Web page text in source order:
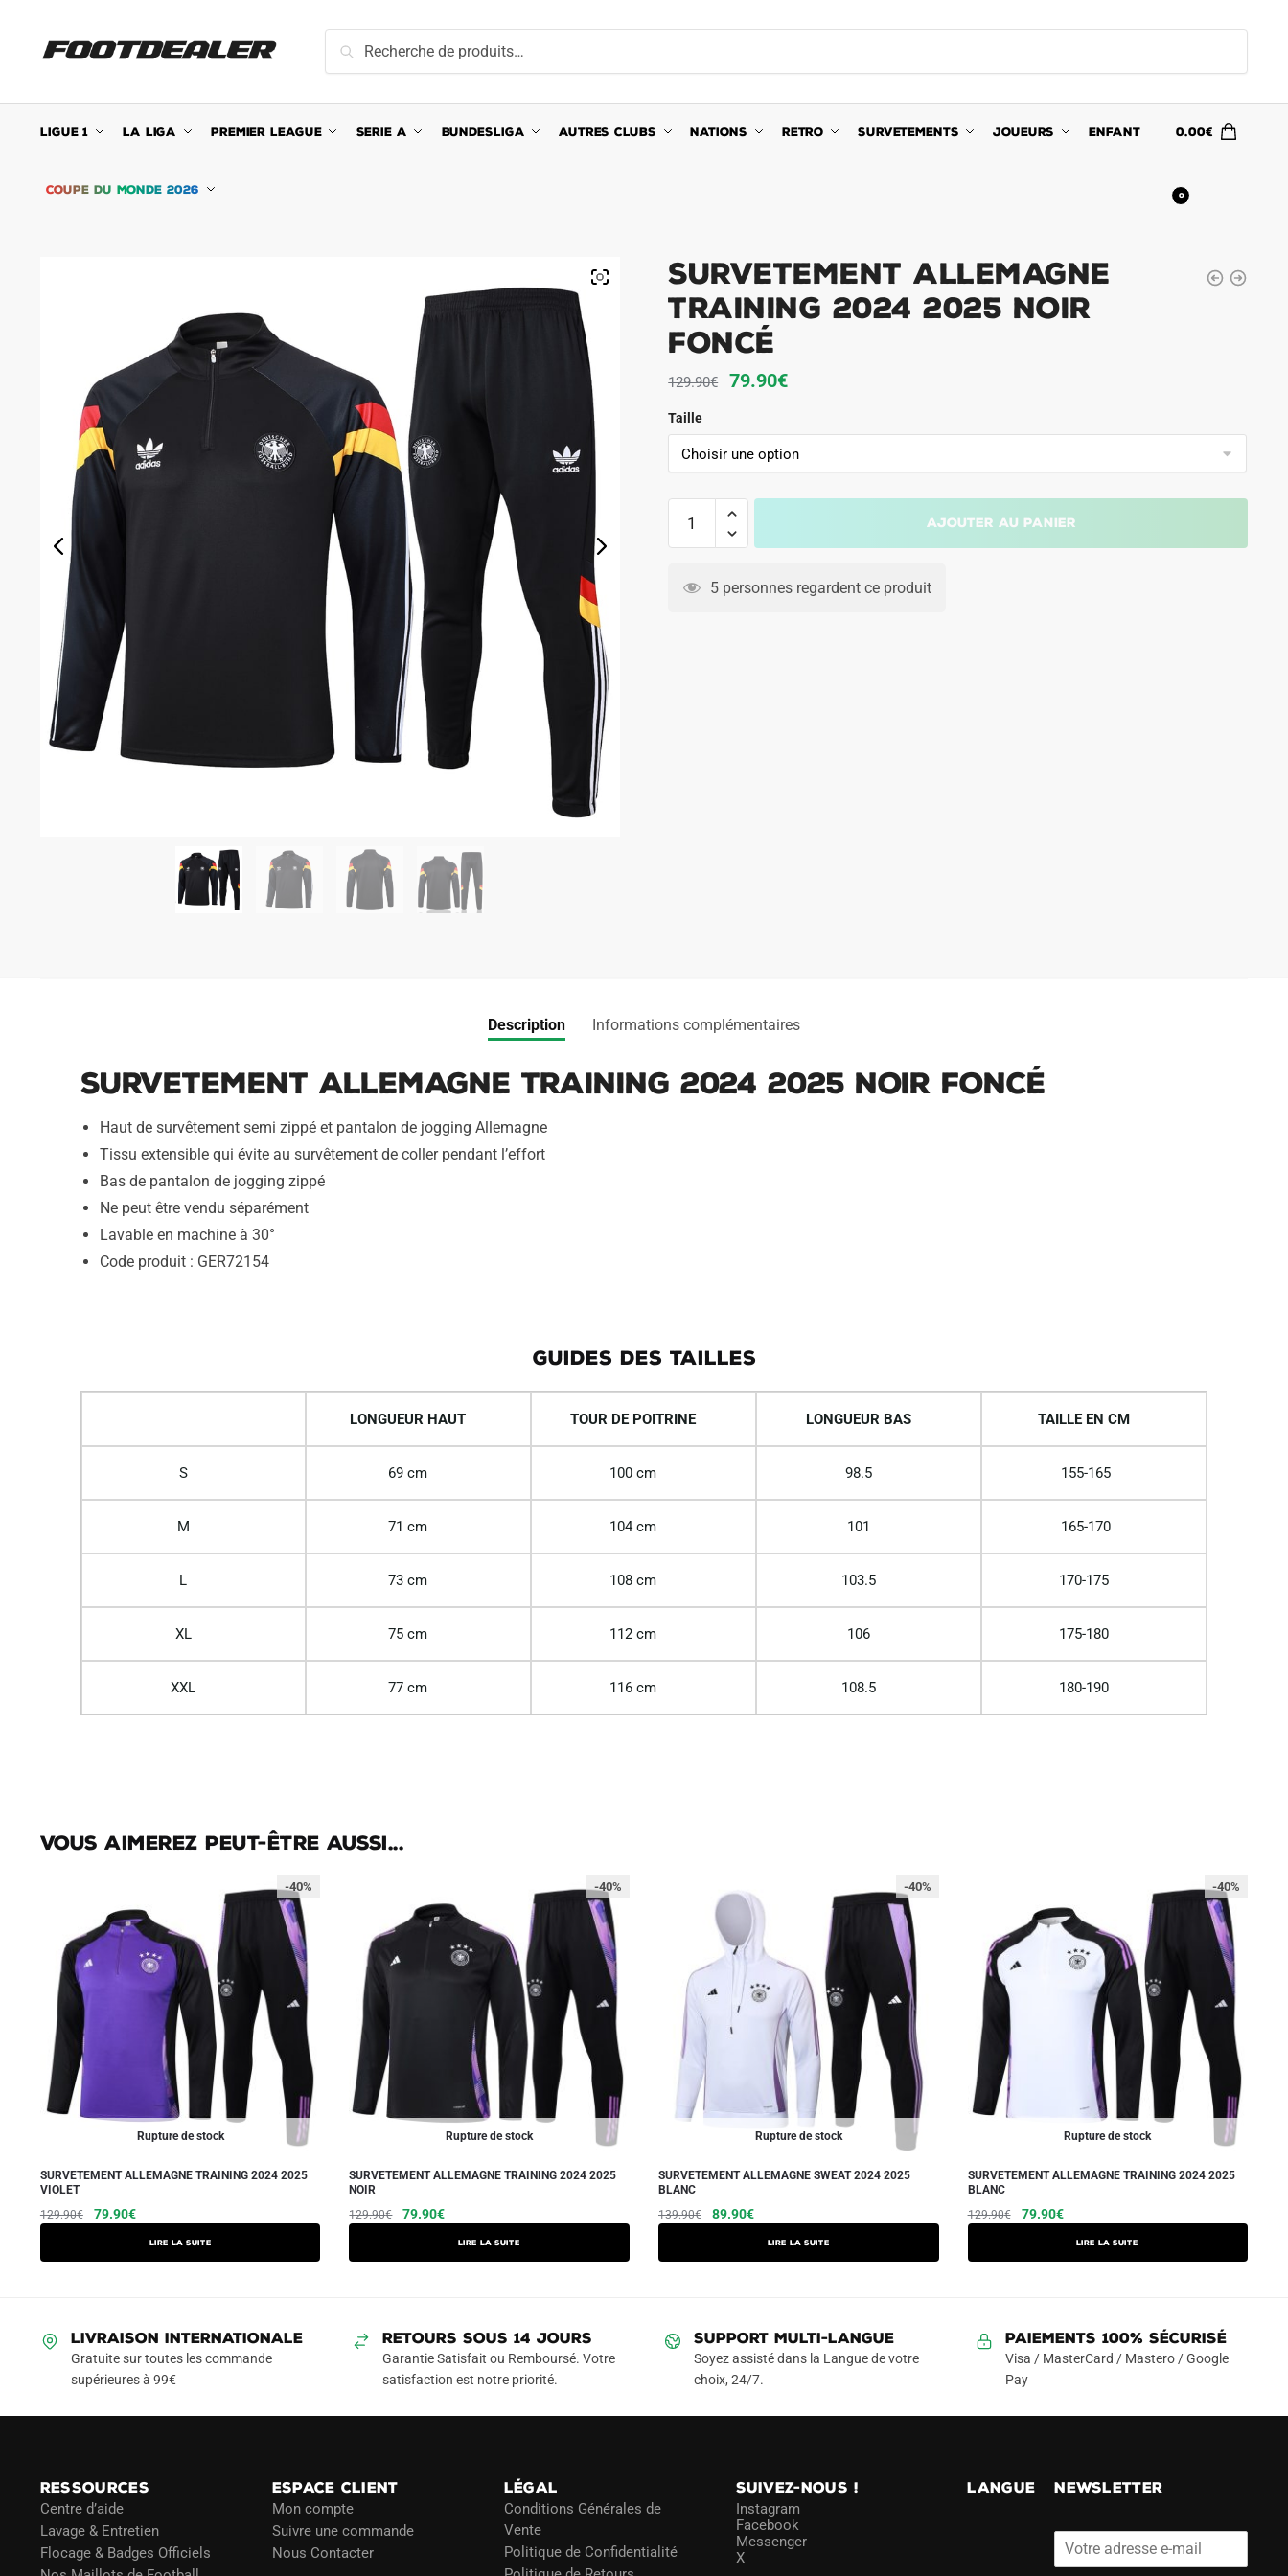
navigation
content
pour :
Recherche
LIGUE 1 LA LIGA PREMIER LEAGUE SERIE A BUNDESLIGA AUTRES CLUBS NATIONS RETRO SURVETEMENTS JOUEURS ENFANT
COUPE DU MONDE 2026
0.00€
0
Survetement Allemagne
Training 2024 2025 Noir
Foncé
129.90€
Le
initial
était :
79.90€Le
actuel
est :
Taille
Allemagne
Ajouter au panier
5 personnes regardent ce produit
Description Informations complémentaires
Survetement Allemagne Training 2024 2025 Noir Foncé
Haut de survêtement semi zippé et pantalon de jogging Allemagne
Tissu extensible qui évite au survêtement de coller pendant l’effort
Bas de pantalon de jogging zippé
Ne peut être vendu séparément
Lavable en machine à 30°
Code produit : GER72154
GUIDES DES TAILLES
LONGUEUR HAUT TOUR DE POITRINE LONGUEUR BAS TAILLE EN CM
S 69 cm 100 cm 98.5 155-165
M 71 cm 104 cm 101 165-170
L 73 cm 108 cm 103.5 170-175
XL 75 cm 112 cm 106 175-180
XXL 77 cm 116 cm 108.5 180-190
Vous aimerez peut-être aussi...
Rupture de stock
-40%
SURVETEMENT ALLEMAGNE TRAINING 2024 2025
VIOLET
129.90€
Le
79.90€Le
Lire la suite
Rupture de stock
-40%
SURVETEMENT ALLEMAGNE TRAINING 2024 2025
NOIR
129.90€
Le
79.90€Le
Lire la suite
Rupture de stock
-40%
SURVETEMENT ALLEMAGNE SWEAT 2024 2025
BLANC
139.90€
Le
89.90€Le
Lire la suite
Rupture de stock
-40%
SURVETEMENT ALLEMAGNE TRAINING 2024 2025
BLANC
129.90€
Le
79.90€Le
Lire la suite
LIVRAISON INTERNATIONALE
Gratuite sur toutes les commande
supérieures à 99€
RETOURS SOUS 14 JOURS
Garantie Satisfait ou Remboursé. Votre
satisfaction est notre priorité.
SUPPORT MULTI-LANGUE
Soyez assisté dans la Langue de votre
choix, 24/7.
Paiements 100% Sécurisé
Visa / MasterCard / Mastero / Google
Pay
RESSOURCES
Centre d’aide
Lavage & Entretien
Flocage & Badges Officiels
ESPACE CLIENT
Mon compte
Suivre une commande
Nous Contacter
LÉGAL
Conditions Générales de
Vente
Politique de Confidentialité
SUIVEZ-NOUS !
Instagram
Facebook
Messenger
X
LANGUE NEWSLETTER